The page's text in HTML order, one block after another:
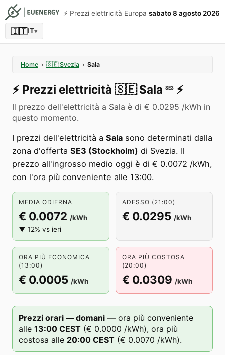
⚡️ Prezzi elettricità Europa sabato 8 agosto 2026
🇮🇹IT▾
Home › 🇸🇪 Svezia › Sala
⚡️ Prezzi elettricità 🇸🇪 Sala SE3 ⚡️
Il prezzo dell'elettricità a Sala è di € 0.0295 /kWh in
questo momento.
I prezzi dell'elettricità a Sala sono determinati dalla
zona d'offerta SE3 (Stockholm) di Svezia. Il
prezzo all'ingrosso medio oggi è di € 0.0072 /kWh,
con l'ora più conveniente alle 13:00.
MEDIA ODIERNA
€ 0.0072 /kWh
▼ 12% vs ieri
ADESSO (21:00)
€ 0.0295 /kWh
ORA PIÙ ECONOMICA
(13:00)
€ 0.0005 /kWh
ORA PIÙ COSTOSA
(20:00)
€ 0.0309 /kWh
Prezzi orari — domani — ora più conveniente
alle 13:00 CEST (€ 0.0000 /kWh), ora più
costosa alle 20:00 CEST (€ 0.0070 /kWh).